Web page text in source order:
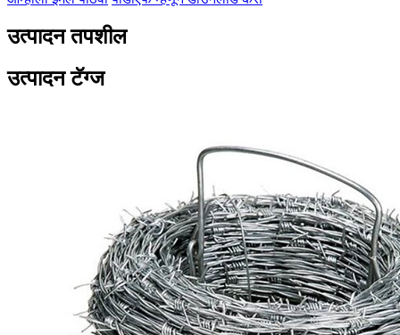
उत्पादन तपशील
उत्पादन टॅग्ज